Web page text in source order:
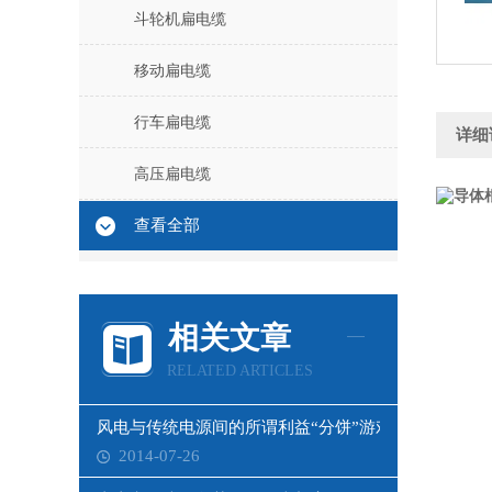
斗轮机扁电缆
移动扁电缆
行车扁电缆
高压扁电缆
查看全部
相关文章
RELATED ARTICLES
风电与传统电源间的所谓利益“分饼”游戏
2014-07-26
详细